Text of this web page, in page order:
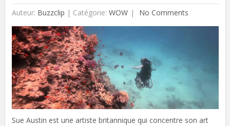
Auteur: Buzzclip | Catégorie: WOW No Comments
Sue Austin est une artiste britannique qui concentre son art